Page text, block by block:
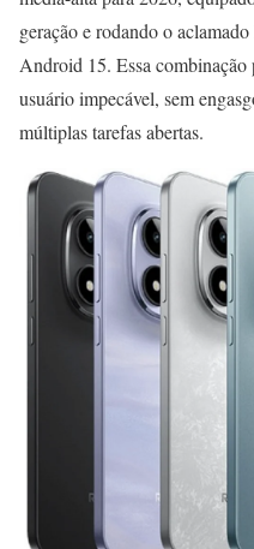
geração e rodando o
Android 15. Essa combinação
usuário impecável, sem
múltiplas tarefas abertas.